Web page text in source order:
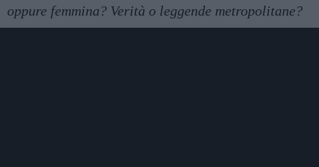
oppure femmina? Verità o leggende metropolitane?